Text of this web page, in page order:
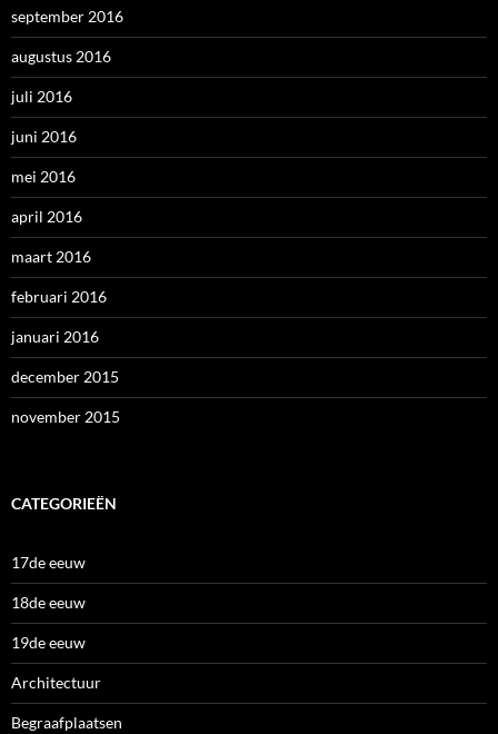
september 2016
augustus 2016
juli 2016
juni 2016
mei 2016
april 2016
maart 2016
februari 2016
januari 2016
december 2015
november 2015
CATEGORIEËN
17de eeuw
18de eeuw
19de eeuw
Architectuur
Begraafplaatsen